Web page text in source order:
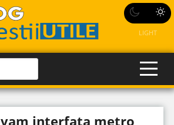
LIGHT
interfata metro